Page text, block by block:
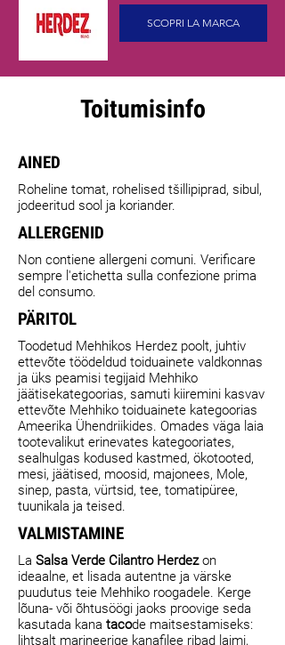
SCOPRI LA MARCA
Toitumisinfo
AINED
Roheline tomat, rohelised tšillipiprad, sibul,
jodeeritud sool ja koriander.
ALLERGENID
Non contiene allergeni comuni. Verificare
sempre l'etichetta sulla confezione prima
del consumo.
PÄRITOL
Toodetud Mehhikos Herdez poolt, juhtiv
ettevõte töödeldud toiduainete valdkonnas
ja üks peamisi tegijaid Mehhiko
jäätisekategoorias, samuti kiiremini kasvav
ettevõte Mehhiko toiduainete kategoorias
Ameerika Ühendriikides. Omades väga laia
tootevalikut erinevates kategooriates,
sealhulgas kodused kastmed, ökotooted,
mesi, jäätised, moosid, majonees, Mole,
sinep, pasta, vürtsid, tee, tomatipüree,
tuunikala ja teised.
VALMISTAMINE
La Salsa Verde Cilantro Herdezon
ideaalne, et lisada autentne ja värske
puudutus teie Mehhiko roogadele. Kerge
lõuna- või õhtusöögi jaoks proovige seda
kasutada kana tacode maitsestamiseks:
lihtsalt marineerige kanafilee ribad laimi,